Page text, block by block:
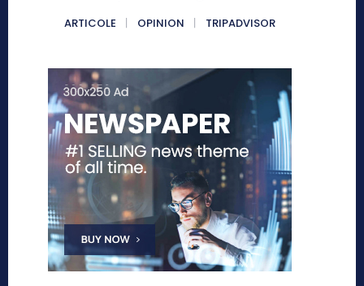
ARTICOLE OPINION TRIPADVISOR